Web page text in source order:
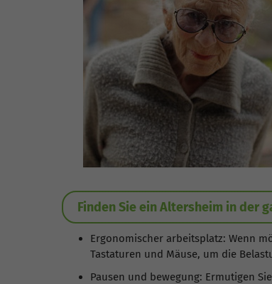
Finden Sie ein Altersheim in der
Ergonomischer arbeitsplatz: Wenn
Tastaturen und Mäuse, um die
Pausen und bewegung: Ermutigen